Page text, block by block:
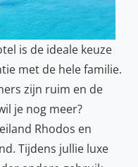
is de ideale keuze
met de hele familie.
zijn ruim en de
je nog meer?
Rhodos en
Tijdens jullie luxe